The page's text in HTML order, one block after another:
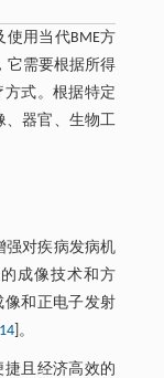
使用当代BME方
它需要根据所得
式。根据特定
、器官、生物工
强对疾病发病机
成像技术和方
和正电子发射
14]。
且经济高效的